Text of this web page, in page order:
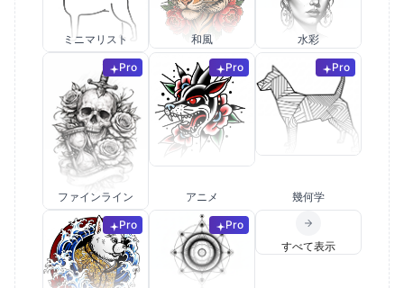
ミニマリスト 和風 水彩
Pro
ファインライン
Pro
アニメ
Pro
幾何学
Pro Pro
すべて表示